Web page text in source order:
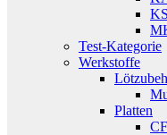
Test-Kategorie
Werkstoffe
Platten